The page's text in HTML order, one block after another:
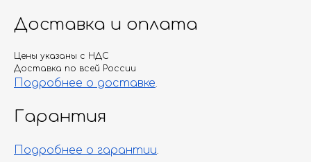
Доставка и оплата
Цены указаны с НДС
Доставка по всей России
Подробнее о доставке.
Гарантия
Подробнее о гарантии.